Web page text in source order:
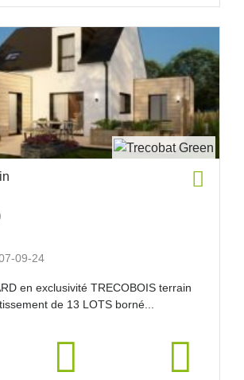
09-24
en exclusivité TRECOBOIS terrain
de 13 LOTS borné...